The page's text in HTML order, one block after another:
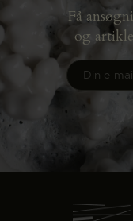
Få
og